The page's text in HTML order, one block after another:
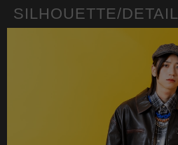
SILHOUETTE/DETAIL